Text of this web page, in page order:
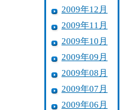
2009年12月
2009年11月
2009年10月
2009年09月
2009年08月
2009年07月
2009年06月